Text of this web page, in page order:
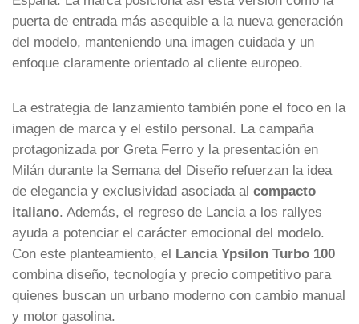
puerta de entrada más asequible a la nueva generación
del modelo, manteniendo una imagen cuidada y un
enfoque claramente orientado al cliente europeo.
La estrategia de lanzamiento también pone el foco en la
imagen de marca y el estilo personal. La campaña
protagonizada por Greta Ferro y la presentación en
Milán durante la Semana del Diseño refuerzan la idea
de elegancia y exclusividad asociada al compacto
italiano. Además, el regreso de Lancia a los rallyes
ayuda a potenciar el carácter emocional del modelo.
Con este planteamiento, el Lancia Ypsilon Turbo 100
combina diseño, tecnología y precio competitivo para
quienes buscan un urbano moderno con cambio manual
y motor gasolina.